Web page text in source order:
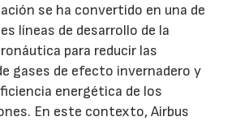
se ha convertido en una de
líneas de desarrollo de la
para reducir las
gases de efecto invernadero y
energética de los
En este contexto, Airbus